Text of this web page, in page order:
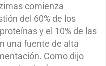
comienza
del 60% de los
y el 10% de las
una fuente de alta
Como dijo